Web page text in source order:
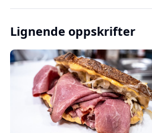
Lignende oppskrifter